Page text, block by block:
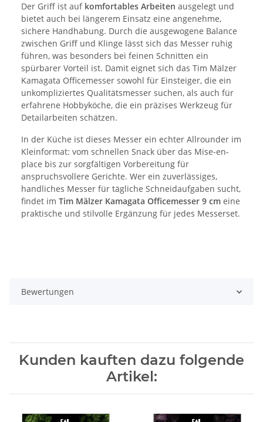
Der Griff ist auf komfortables Arbeiten ausgelegt und
bietet auch bei längerem Einsatz eine angenehme,
sichere Handhabung. Durch die ausgewogene Balance
zwischen Griff und Klinge lässt sich das Messer ruhig
führen, was besonders bei feinen Schnitten ein
spürbarer Vorteil ist. Damit eignet sich das Tim Mälzer
Kamagata Officemesser sowohl für Einsteiger, die ein
unkompliziertes Qualitätsmesser suchen, als auch für
erfahrene Hobbyköche, die ein präzises Werkzeug für
Detailarbeiten schätzen.
In der Küche ist dieses Messer ein echter Allrounder im
Kleinformat: vom schnellen Snack über das Mise-en-
place bis zur sorgfältigen Vorbereitung für
anspruchsvollere Gerichte. Wer ein zuverlässiges,
handliches Messer für tägliche Schneidaufgaben sucht,
findet im Tim Mälzer Kamagata Officemesser 9 cm eine
praktische und stilvolle Ergänzung für jedes Messerset.
Bewertungen
Kunden kauften dazu folgende
Artikel: